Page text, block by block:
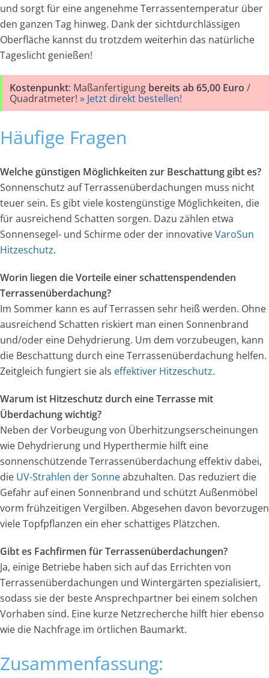
und sorgt für eine angenehme Terrassentemperatur über
den ganzen Tag hinweg. Dank der sichtdurchlässigen
Oberfläche kannst du trotzdem weiterhin das natürliche
Tageslicht genießen!
Kostenpunkt: Maßanfertigung bereits ab 65,00 Euro /
Quadratmeter! » Jetzt direkt bestellen!
Häufige Fragen
Welche günstigen Möglichkeiten zur Beschattung gibt es?
Sonnenschutz auf Terrassenüberdachungen muss nicht
teuer sein. Es gibt viele kostengünstige Möglichkeiten, die
für ausreichend Schatten sorgen. Dazu zählen etwa
Sonnensegel- und Schirme oder der innovativeVaroSun
Hitzeschutz.
Worin liegen die Vorteile einer schattenspendenden
Terrassenüberdachung?
Im Sommer kann es auf Terrassen sehr heiß werden. Ohne
ausreichend Schatten riskiert man einen Sonnenbrand
und/oder eine Dehydrierung. Um dem vorzubeugen, kann
die Beschattung durch eine Terrassenüberdachung helfen.
Zeitgleich fungiert sie als effektiver Hitzeschutz.
Warum ist Hitzeschutz durch eine Terrasse mit
Überdachung wichtig?
Neben der Vorbeugung von Überhitzungserscheinungen
wie Dehydrierung und Hyperthermie hilft eine
sonnenschützende Terrassenüberdachung effektiv dabei,
die UV-Strahlen der Sonneabzuhalten. Das reduziert die
Gefahr auf einen Sonnenbrand und schützt Außenmöbel
vorm frühzeitigen Vergilben. Abgesehen davon bevorzugen
viele Topfpflanzen ein eher schattiges Plätzchen.
Gibt es Fachfirmen für Terrassenüberdachungen?
Ja, einige Betriebe haben sich auf das Errichten von
Terrassenüberdachungen und Wintergärten spezialisiert,
sodass sie der beste Ansprechpartner bei einem solchen
Vorhaben sind. Eine kurze Netzrecherche hilft hier ebenso
wie die Nachfrage im örtlichen Baumarkt.
Zusammenfassung: